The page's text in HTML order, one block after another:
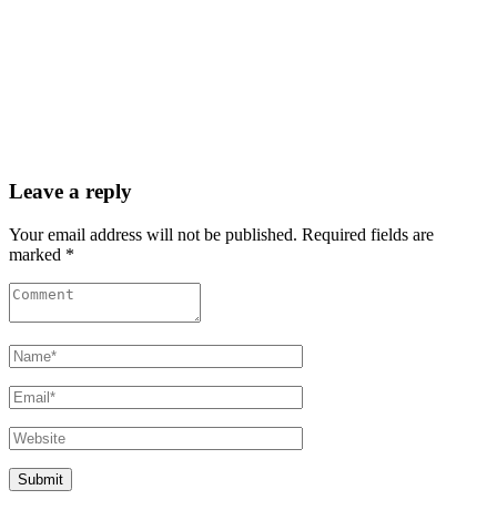
Leave a reply
Your email address will not be published. Required fields are
marked *